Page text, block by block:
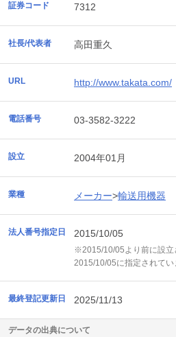
証券コード 7312
社長/代表者 高田重久
URL http://www.takata.com/
電話番号 03-3582-3222
設立 2004年01月
業種 メーカー>輸送用機器
法人番号指定日 2015/10/05
※2015/10/05より前に設立
2015/10/05に指定されてい
最終登記更新日 2025/11/13
データの出典について